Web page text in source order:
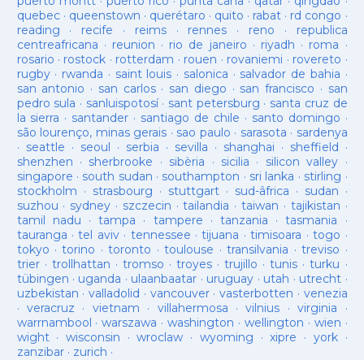
quebec· queenstown · querétaro · quito · rabat · rd congo ·
reading · recife · reims· rennes · reno · republica
centreafricana · reunion · rio de janeiro · riyadh · roma ·
rosario · rostock · rotterdam · rouen · rovaniemi · rovereto ·
rugby· rwanda · saint louis · salonica · salvador de bahia ·
san antonio · san carlos· san diego · san francisco · san
pedro sula · sanluispotosí· sant petersburg · santa cruz de
la sierra · santander · santiago de chile · santo domingo ·
são lourenço, minas gerais · sao paulo · sarasota · sardenya
· seattle · seoul · serbia · sevilla · shanghai · sheffield ·
shenzhen · sherbrooke · sibèria · sicilia · silicon valley ·
singapore · south sudan · southampton · sri lanka · stirling ·
stockholm · strasbourg · stuttgart· sud-âfrica · sudan ·
suzhou · sydney · szczecin ·tailandia ·taiwan · tajikistan ·
tamil nadu ·tampa · tampere · tanzania ·tasmania ·
tauranga ·tel aviv· tennessee ·tijuana ·timisoara ·togo ·
tokyo ·torino ·toronto ·toulouse ·transilvania ·treviso ·
trier· trollhattan · tromso · troyes·trujillo ·tunis ·turku ·
tübingen · uganda · ulaanbaatar · uruguay · utah · utrecht ·
uzbekistan · valladolid · vancouver· vasterbotten · venezia
· veracruz · vietnam · villahermosa ·vilnius ·virginia ·
warrnambool ·warszawa ·washington · wellington · wien ·
wight· wisconsin ·wroclaw · wyoming ·xipre · york·
zanzibar· zurich ·